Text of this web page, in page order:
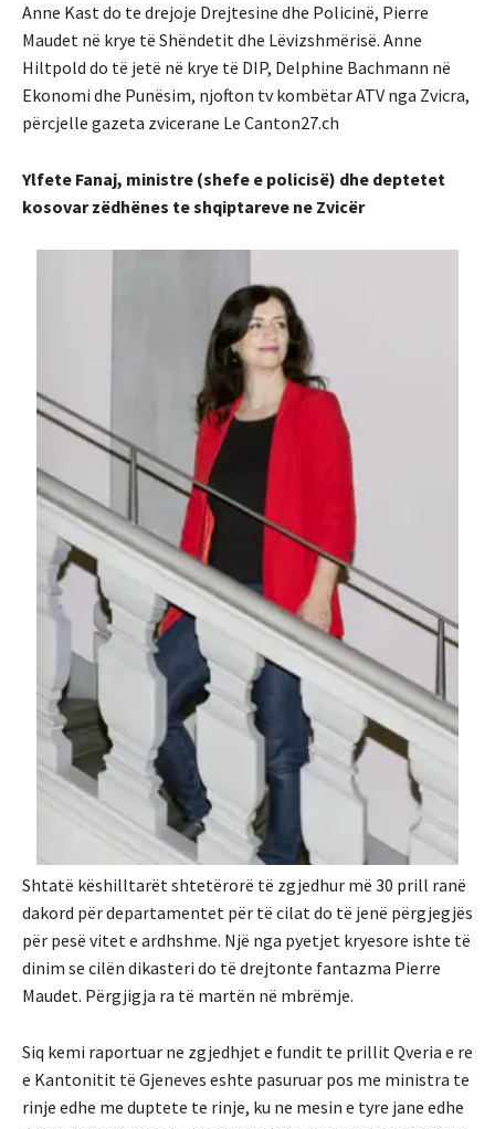
Anne Kast do te drejoje Drejtesine dhe Policinë, Pierre
Maudet në krye të Shëndetit dhe Lëvizshmërisë. Anne
Hiltpold do të jetë në krye të DIP, Delphine Bachmann në
Ekonomi dhe Punësim, njofton tv kombëtar ATV nga Zvicra,
përcjelle gazeta zvicerane Le Canton27.ch
Ylfete Fanaj, ministre (shefe e policisë) dhe deptetet
kosovar zëdhënes te shqiptareve ne Zvicër
Shtatë këshilltarët shtetërorë të zgjedhur më 30 prill ranë
dakord për departamentet për të cilat do të jenë përgjegjës
për pesë vitet e ardhshme. Një nga pyetjet kryesore ishte të
dinim se cilën dikasteri do të drejtonte fantazma Pierre
Maudet. Përgjigja ra të martën në mbrëmje.
Siq kemi raportuar ne zgjedhjet e fundit te prillit Qveria e re
e Kantonitit të Gjeneves eshte pasuruar pos me ministra te
rinje edhe me duptete te rinje, ku ne mesin e tyre jane edhe